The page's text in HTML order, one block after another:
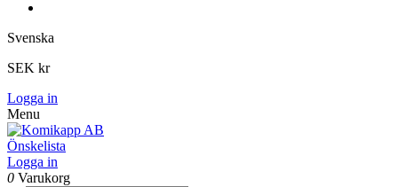
Svenska
SEK kr
Logga in
Menu
Önskelista
Logga in
0 Varukorg